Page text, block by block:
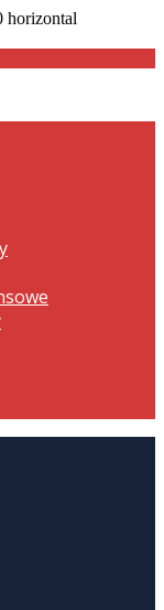
horizontal